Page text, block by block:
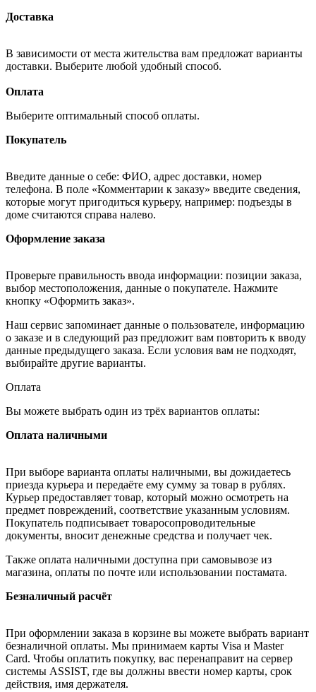
Доставка
В зависимости от места жительства вам предложат варианты
доставки. Выберите любой удобный способ.
Оплата
Выберите оптимальный способ оплаты.
Покупатель
Введите данные о себе: ФИО, адрес доставки, номер
телефона. В поле «Комментарии к заказу» введите сведения,
которые могут пригодиться курьеру, например: подъезды в
доме считаются справа налево.
Оформление заказа
Проверьте правильность ввода информации: позиции заказа,
выбор местоположения, данные о покупателе. Нажмите
кнопку «Оформить заказ».
Наш сервис запоминает данные о пользователе, информацию
о заказе и в следующий раз предложит вам повторить к вводу
данные предыдущего заказа. Если условия вам не подходят,
выбирайте другие варианты.
Оплата
Вы можете выбрать один из трёх вариантов оплаты:
Оплата наличными
При выборе варианта оплаты наличными, вы дожидаетесь
приезда курьера и передаёте ему сумму за товар в рублях.
Курьер предоставляет товар, который можно осмотреть на
предмет повреждений, соответствие указанным условиям.
Покупатель подписывает товаросопроводительные
документы, вносит денежные средства и получает чек.
Также оплата наличными доступна при самовывозе из
магазина, оплаты по почте или использовании постамата.
Безналичный расчёт
При оформлении заказа в корзине вы можете выбрать вариант
безналичной оплаты. Мы принимаем карты Visa и Master
Card. Чтобы оплатить покупку, вас перенаправит на сервер
системы ASSIST, где вы должны ввести номер карты, срок
действия, имя держателя.